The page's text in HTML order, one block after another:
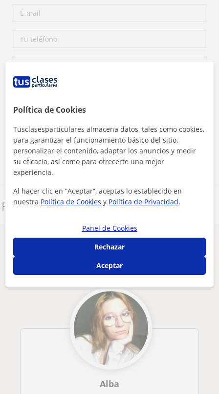
Contactar ahora
Denunciar este perfil
Otros profesores en Terrassa que pueden
interesarte
Alba
Política de Cookies
Tusclasesparticulares almacena datos, tales como cookies,
para garantizar el funcionamiento básico del sitio,
personalizar el contenido, adaptar los anuncios y medir
su eficacia, así como para ofrecerte una mejor
experiencia.
Al hacer clic en “Aceptar”, aceptas lo establecido en
nuestra Política de Cookies y Política de Privacidad.
Panel de Cookies
Rechazar
Aceptar